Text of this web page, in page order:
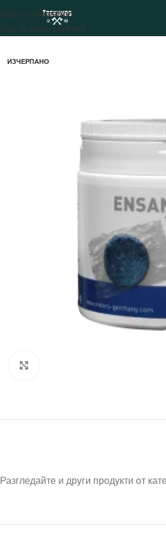
Skip to navigation
Skip to main content
ИЗЧЕРПАНО
Разгледайте и други продукти от